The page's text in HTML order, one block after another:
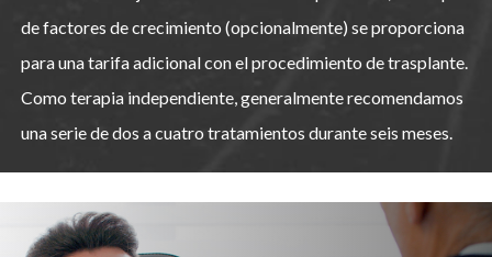
de factores de crecimiento (opcionalmente) se proporciona
para una tarifa adicional con el procedimiento de trasplante.
Como terapia independiente, generalmente recomendamos
una serie de dos a cuatro tratamientos durante seis meses.